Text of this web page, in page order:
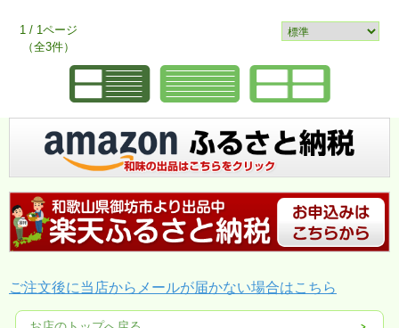
1 / 1ページ
（全3件）
ご注文後に当店からメールが届かない場合はこちら